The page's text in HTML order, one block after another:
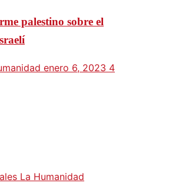
palestino sobre el
enero 6, 2023 4
La Humanidad